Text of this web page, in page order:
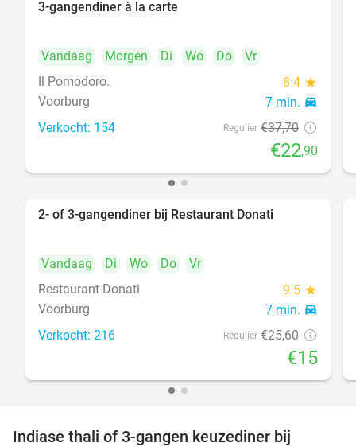
3-gangendiner à la carte
Vandaag Morgen Di Wo Do
Vr
Il Pomodoro.
8.4 star
Voorburg 7 min. directions_car
Verkocht: 154 Regulier €37,70
€22,90
2- of 3-gangendiner bij Restaurant Donati
Vandaag Di Wo Do
Vr
Restaurant Donati
9.5 star
Voorburg 7 min. directions_car
Verkocht: 216 Regulier €25,60
€15
Indiase thali of 3-gangen keuzediner bij